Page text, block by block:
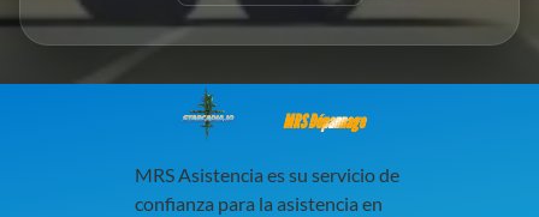
MRS Dépannage
MRS Asistencia es su servicio de
confianza para la asistencia en